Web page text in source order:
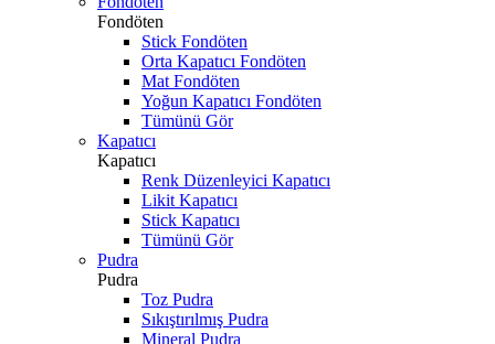
Fondöten
Stick Fondöten
Orta Kapatıcı Fondöten
Mat Fondöten
Yoğun Kapatıcı Fondöten
Tümünü Gör
Kapatıcı
Kapatıcı
Renk Düzenleyici Kapatıcı
Likit Kapatıcı
Stick Kapatıcı
Tümünü Gör
Pudra
Pudra
Toz Pudra
Sıkıştırılmış Pudra
Mineral Pudra